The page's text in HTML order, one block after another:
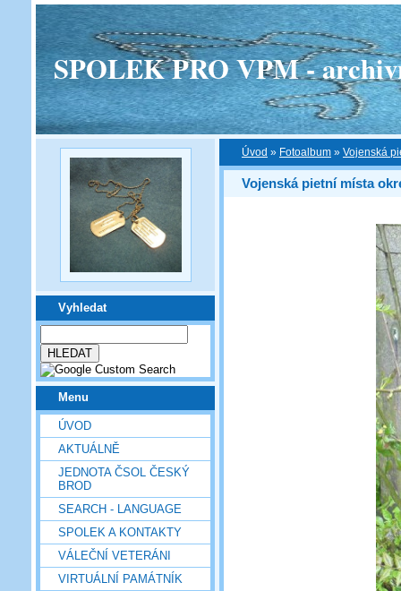
SPOLEK PRO VPM -
Vyhledat
Menu
ÚVOD
AKTUÁLNĚ
JEDNOTA ČSOL ČESKÝ
BROD
SEARCH - LANGUAGE
SPOLEK A KONTAKTY
VÁLEČNÍ VETERÁNI
VIRTUÁLNÍ PAMÁTNÍK
Úvod » Fotoalbum » Vojenská
Vojenská pietní místa